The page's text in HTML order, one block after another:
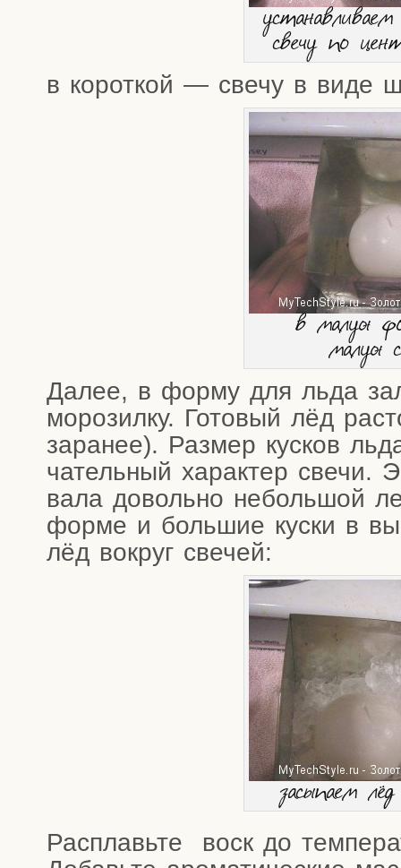
све­чу по
в корот­кой — све­чу в виде
в малую
малую
Далее, в фор­му для льда
моро­зил­ку. Гото­вый лёд
зара­нее). Раз­мер кус­ков
ча­тель­ный харак­тер све­чи.
ва­ла доволь­но неболь­шой
фор­ме и боль­шие кус­ки в
лёд вокруг свечей:
засы­па­ем
Рас­плавь­те воск до